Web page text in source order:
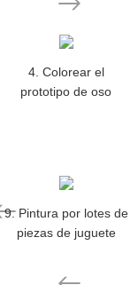
4. Colorear el
prototipo de oso
9. Pintura por lotes de
piezas de juguete